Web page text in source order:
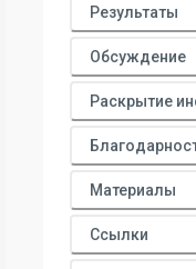
Результаты
Обсуждение
Раскрытие
Материалы
Ссылки